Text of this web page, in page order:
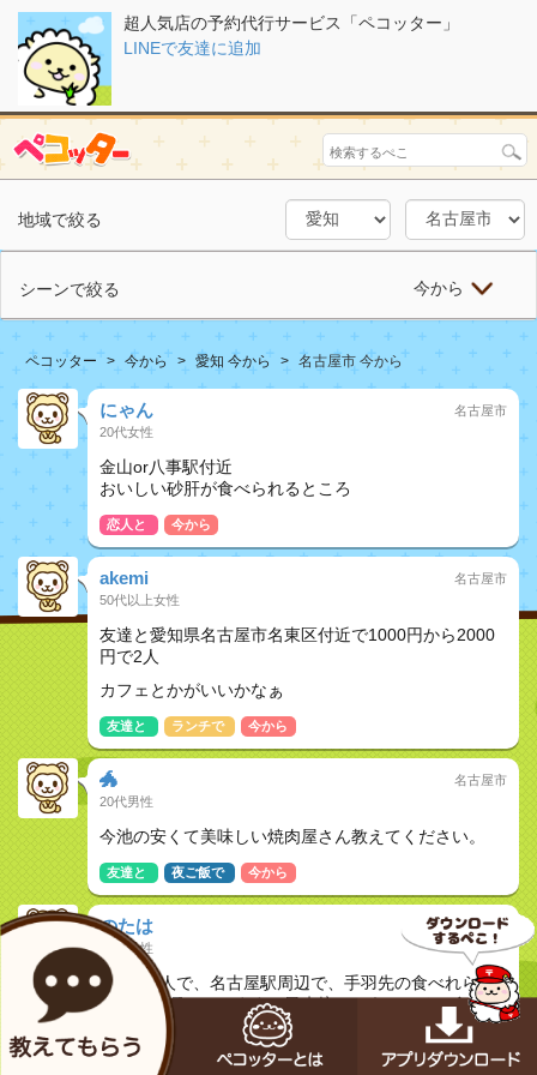
超人気店の予約代行サービス「ペコッター」
LINEで友達に追加
地域で絞る
シーンで絞る 今から
ペコッター 今から 愛知 今から 名古屋市 今から
にゃん
20代女性
名古屋市
金山or八事駅付近
おいしい砂肝が食べられるところ
恋人と 今から
akemi
50代以上女性
名古屋市
友達と愛知県名古屋市名東区付近で1000円から2000
円で2人
カフェとかがいいかなぁ
友達と ランチで 今から
🐲
20代男性
名古屋市
今池の安くて美味しい焼肉屋さん教えてください。
友達と 夜ご飯で 今から
のたは
30代女性
名古屋市
友人と2人で、名古屋駅周辺で、手羽先の食べれられ
るお店を探しています。風来坊というところで食べた
いとおもうのですが本日18時30分から19時くらいに
行きたいとかんがえています